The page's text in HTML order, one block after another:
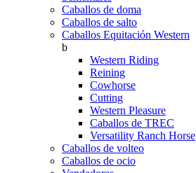
Caballos de doma
Caballos de salto
Caballos Equitación Western
b
Western Riding
Reining
Cowhorse
Cutting
Western Pleasure
Caballos de TREC
Versatility Ranch Horse
Caballos de volteo
Caballos de ocio